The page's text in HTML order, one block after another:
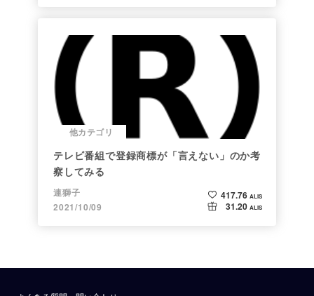
他カテゴリ
テレビ番組で登録商標が「言えない」のか考
察してみる
連獅子
2021/10/09
417.76 ALIS
31.20 ALIS